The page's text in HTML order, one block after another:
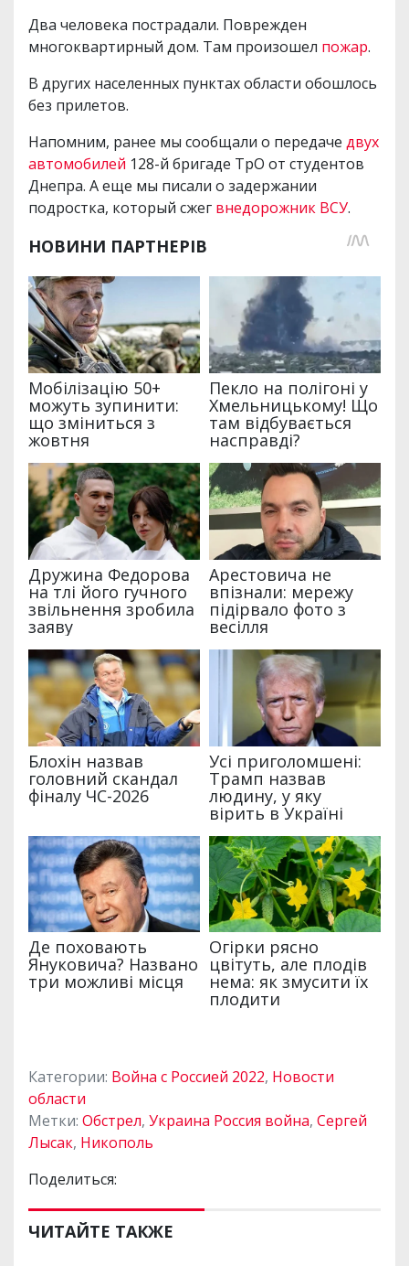
Два человека пострадали. Поврежден
многоквартирный дом. Там произошел пожар.
В других населенных пунктах области обошлось
без прилетов.
Напомним, ранее мы сообщали о передаче двух
автомобилей 128-й бригаде ТрО от студентов
Днепра. А еще мы писали о задержании
подростка, который сжег внедорожник ВСУ.
Категории: Война с Россией 2022, Новости
области
Метки: Обстрел, Украина Россия война, Сергей
Лысак, Никополь
Поделиться:
ЧИТАЙТЕ ТАКЖЕ